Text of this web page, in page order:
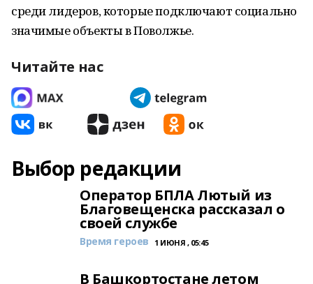
среди лидеров, которые подключают социально
значимые объекты в Поволжье.
Читайте нас
Выбор редакции
Оператор БПЛА Лютый из
Благовещенска рассказал о
своей службе
Время героев 1 ИЮНЯ , 05:45
В Башкортостане летом